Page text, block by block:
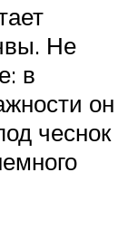
Не
в
он
чеснок